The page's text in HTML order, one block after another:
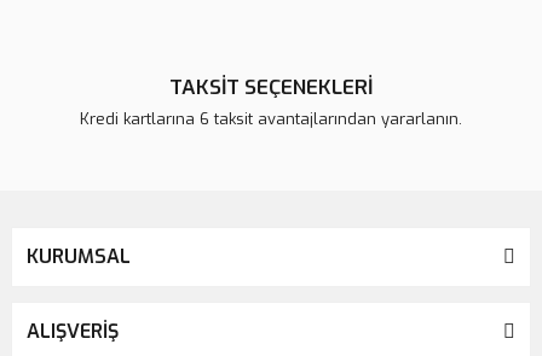
TAKSİT SEÇENEKLERİ
Kredi kartlarına 6 taksit avantajlarından yararlanın.
KURUMSAL
ALIŞVERİŞ